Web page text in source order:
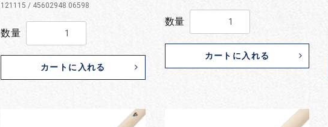
121115 / 45602948 06598
数量
カートに入れる
数量
カートに入れる